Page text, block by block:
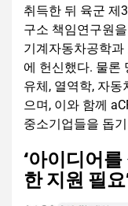
취득한 뒤 육군 제
구소 책임연구원
기계자동차공학
에 헌신했다. 물론
유체, 열역학, 자
으며, 이와 함께
중소기업들을 돕
‘아이디어
한 지원 필요